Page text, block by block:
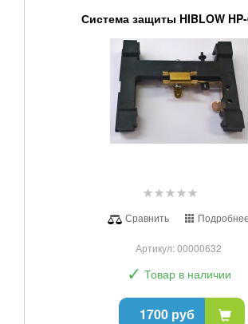
Система защиты HIBLOW
Сравнить Подробнее
Артикул: 00000632
✓ Товар в наличии
1700 руб